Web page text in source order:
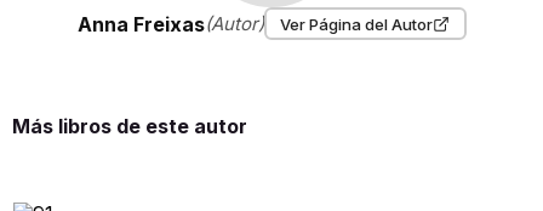
Anna Freixas(Autor) Ver Página del Autor
Más libros de este autor